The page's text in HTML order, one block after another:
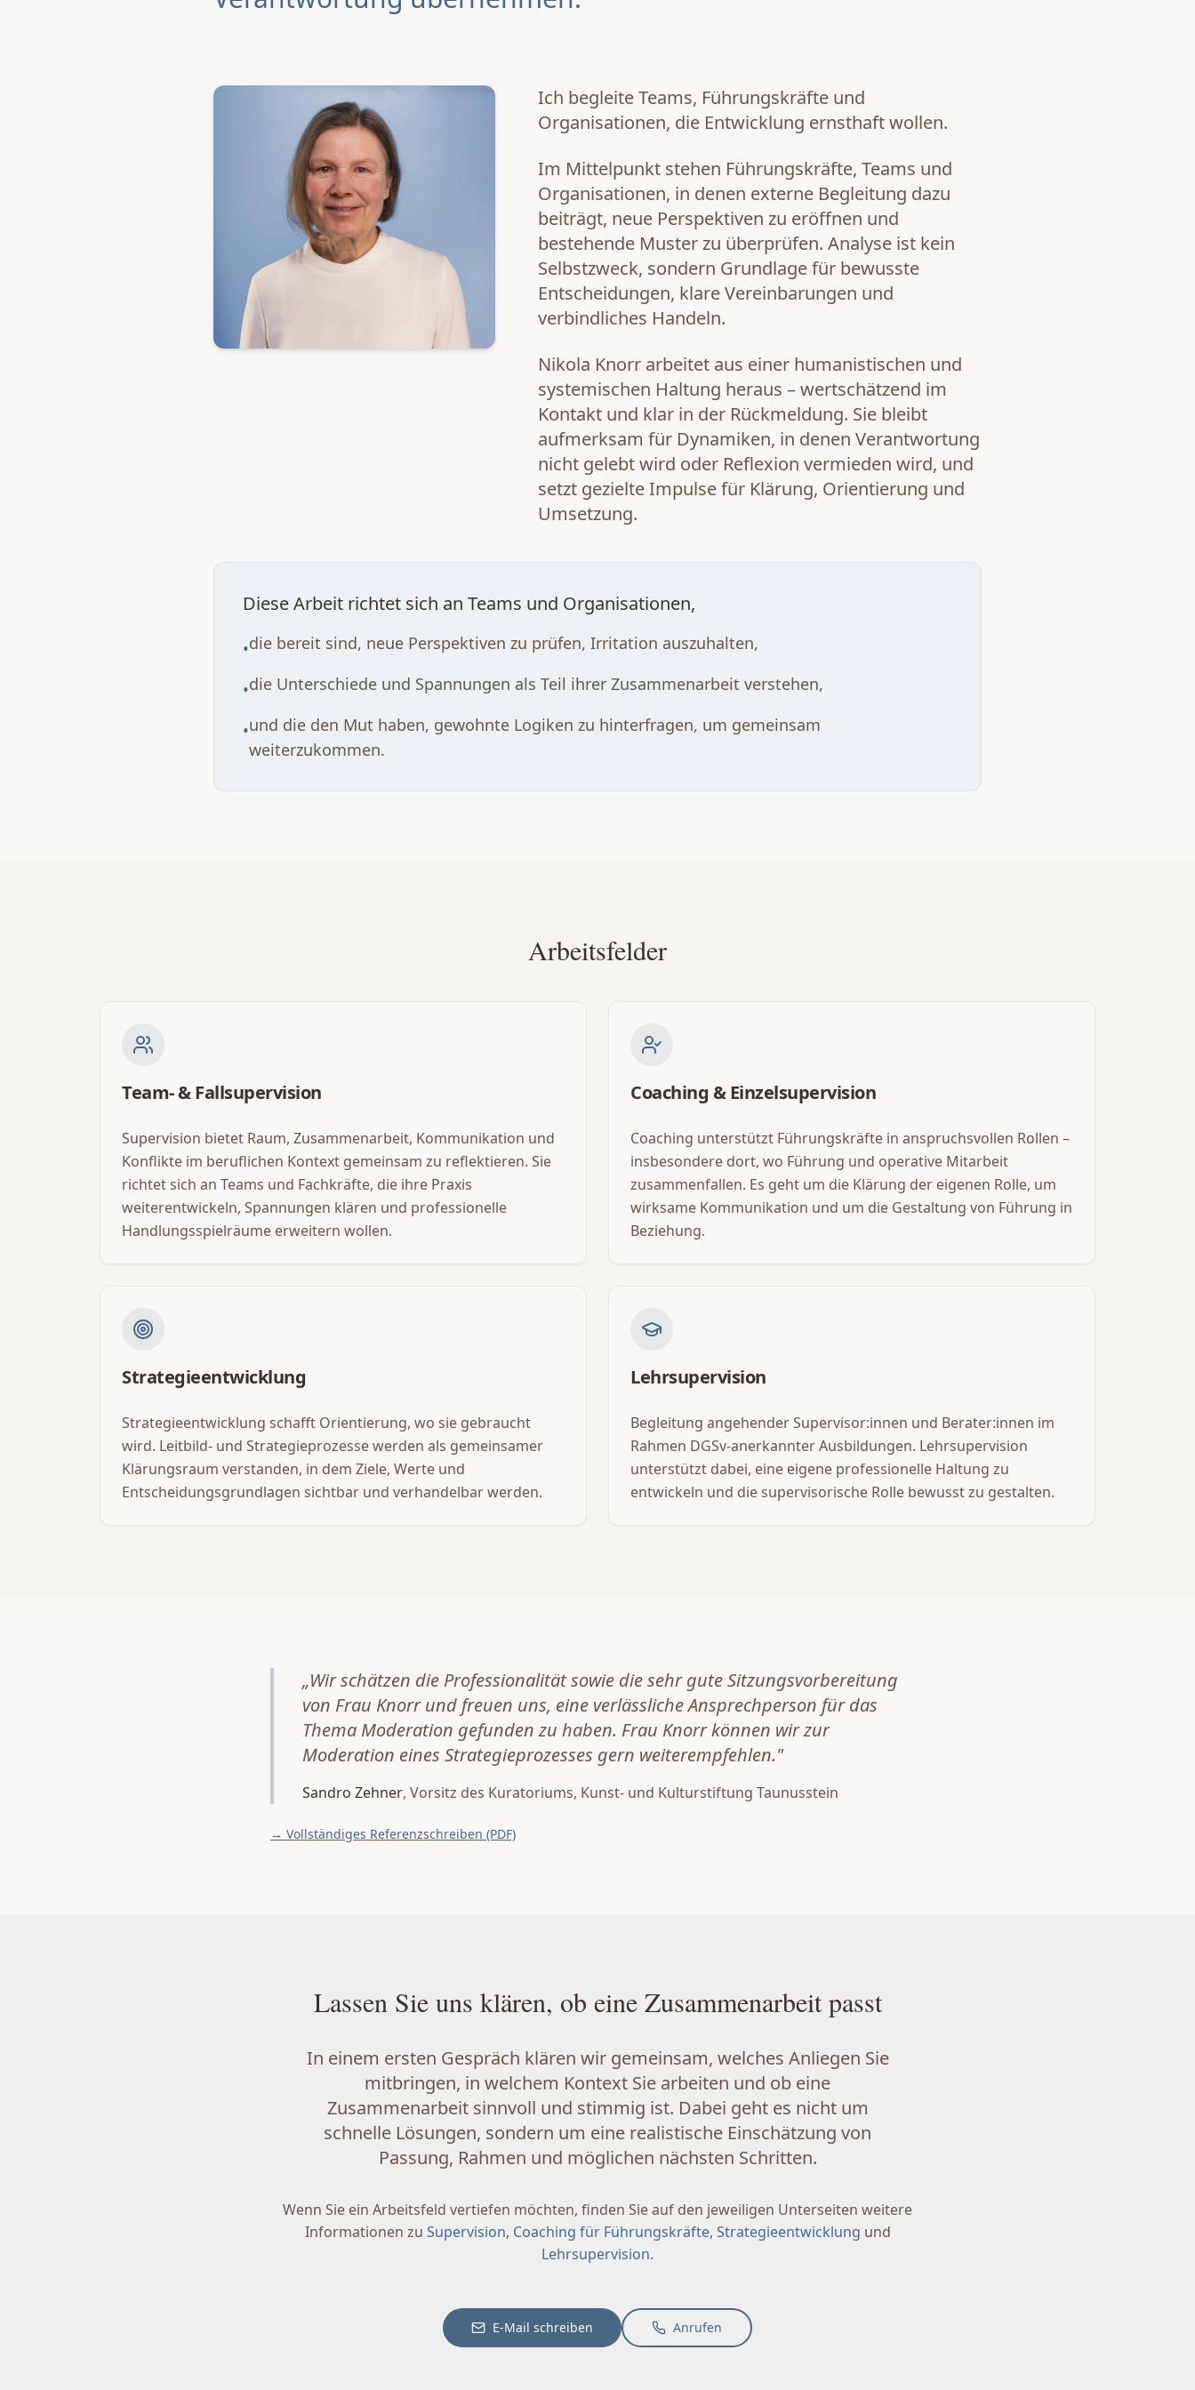
Ich begleite Teams, Führungskräfte und
Organisationen, die Entwicklung ernsthaft wollen.
Im Mittelpunkt stehen Führungskräfte, Teams und
Organisationen, in denen externe Begleitung dazu
beiträgt, neue Perspektiven zu eröffnen und
bestehende Muster zu überprüfen. Analyse ist kein
Selbstzweck, sondern Grundlage für bewusste
Entscheidungen, klare Vereinbarungen und
verbindliches Handeln.
Nikola Knorr arbeitet aus einer humanistischen und
systemischen Haltung heraus – wertschätzend im
Kontakt und klar in der Rückmeldung. Sie bleibt
aufmerksam für Dynamiken, in denen Verantwortung
nicht gelebt wird oder Reflexion vermieden wird, und
setzt gezielte Impulse für Klärung, Orientierung und
Umsetzung.
Diese Arbeit richtet sich an Teams und Organisationen,
•die bereit sind, neue Perspektiven zu prüfen, Irritation auszuhalten,
•die Unterschiede und Spannungen als Teil ihrer Zusammenarbeit verstehen,
•und die den Mut haben, gewohnte Logiken zu hinterfragen, um gemeinsam
weiterzukommen.
Arbeitsfelder
Team- & Fallsupervision
Supervision bietet Raum, Zusammenarbeit, Kommunikation und
Konflikte im beruflichen Kontext gemeinsam zu reflektieren. Sie
richtet sich an Teams und Fachkräfte, die ihre Praxis
weiterentwickeln, Spannungen klären und professionelle
Handlungsspielräume erweitern wollen.
Coaching & Einzelsupervision
Coaching unterstützt Führungskräfte in anspruchsvollen Rollen –
insbesondere dort, wo Führung und operative Mitarbeit
zusammenfallen. Es geht um die Klärung der eigenen Rolle, um
wirksame Kommunikation und um die Gestaltung von Führung in
Beziehung.
Strategieentwicklung
Strategieentwicklung schafft Orientierung, wo sie gebraucht
wird. Leitbild- und Strategieprozesse werden als gemeinsamer
Klärungsraum verstanden, in dem Ziele, Werte und
Entscheidungsgrundlagen sichtbar und verhandelbar werden.
Lehrsupervision
Begleitung angehender Supervisor:innen und Berater:innen im
Rahmen DGSv-anerkannter Ausbildungen. Lehrsupervision
unterstützt dabei, eine eigene professionelle Haltung zu
entwickeln und die supervisorische Rolle bewusst zu gestalten.
„Wir schätzen die Professionalität sowie die sehr gute Sitzungsvorbereitung
von Frau Knorr und freuen uns, eine verlässliche Ansprechperson für das
Thema Moderation gefunden zu haben. Frau Knorr können wir zur
Moderation eines Strategieprozesses gern weiterempfehlen."
Sandro Zehner, Vorsitz des Kuratoriums, Kunst- und Kulturstiftung Taunusstein
→ Vollständiges Referenzschreiben (PDF)
Lassen Sie uns klären, ob eine Zusammenarbeit passt
In einem ersten Gespräch klären wir gemeinsam, welches Anliegen Sie
mitbringen, in welchem Kontext Sie arbeiten und ob eine
Zusammenarbeit sinnvoll und stimmig ist. Dabei geht es nicht um
schnelle Lösungen, sondern um eine realistische Einschätzung von
Passung, Rahmen und möglichen nächsten Schritten.
Wenn Sie ein Arbeitsfeld vertiefen möchten, finden Sie auf den jeweiligen Unterseiten weitere
Informationen zu Supervision, Coaching für Führungskräfte, Strategieentwicklung und
Lehrsupervision.
E-Mail schreiben Anrufen